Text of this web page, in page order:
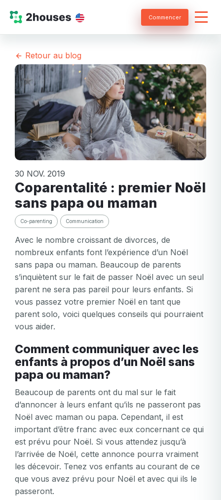
Commencer
Retour au blog
30 NOV. 2019
Coparentalité : premier Noël
sans papa ou maman
Co-parenting Communication
Avec le nombre croissant de divorces, de
nombreux enfants font l’expérience d’un Noël
sans papa ou maman. Beaucoup de parents
s’inquiètent sur le fait de passer Noël avec un seul
parent ne sera pas pareil pour leurs enfants. Si
vous passez votre premier Noël en tant que
parent solo, voici quelques conseils qui pourraient
vous aider.
Comment communiquer avec les
enfants à propos d’un Noël sans
papa ou maman?
Beaucoup de parents ont du mal sur le fait
d’annoncer à leurs enfant qu’ils ne passeront pas
Noël avec maman ou papa. Cependant, il est
important d’être franc avec eux concernant ce qui
est prévu pour Noël. Si vous attendez jusqu’à
l’arrivée de Noël, cette annonce pourra vraiment
les décevoir. Tenez vos enfants au courant de ce
que vous avez prévu pour Noël et avec qui ils le
passeront.